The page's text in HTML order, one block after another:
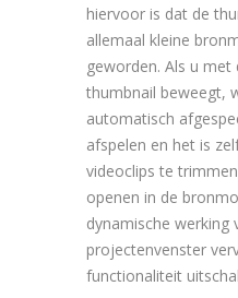
hiervoor is dat de
allemaal kleine
geworden. Als u
thumbnail beweegt,
automatisch
afspelen en het is
videoclips te
openen in de
dynamische werking
projectenvenster
functionaliteit